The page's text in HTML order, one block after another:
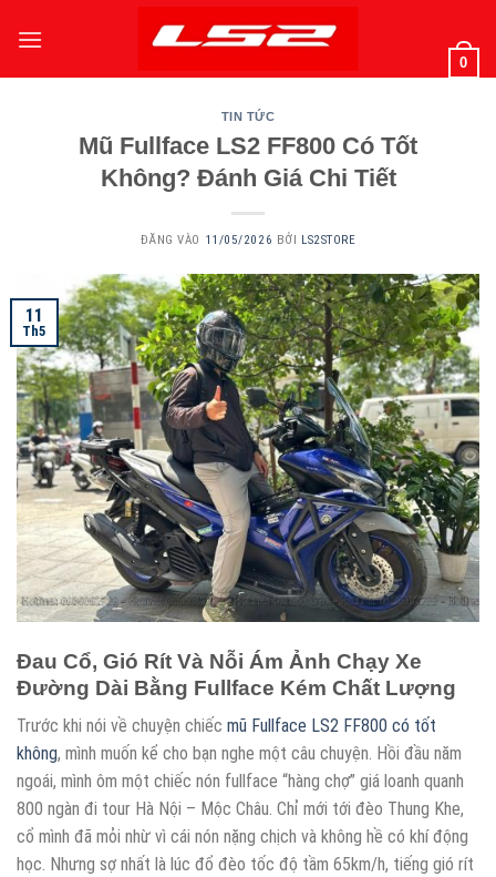
qua
0
TIN TỨC
Mũ Fullface LS2 FF800 Có Tốt
Không? Đánh Giá Chi Tiết
ĐĂNG VÀO 11/05/2026 BỞI LS2STORE
11
Th5
Đau Cổ, Gió Rít Và Nỗi Ám Ảnh Chạy Xe
Đường Dài Bằng Fullface Kém Chất Lượng
Trước khi nói về chuyện chiếc mũ Fullface LS2 FF800 có tốt
không, mình muốn kể cho bạn nghe một câu chuyện. Hồi đầu năm
ngoái, mình ôm một chiếc nón fullface “hàng chợ” giá loanh quanh
800 ngàn đi tour Hà Nội – Mộc Châu. Chỉ mới tới đèo Thung Khe,
cổ mình đã mỏi nhừ vì cái nón nặng chịch và không hề có khí động
học. Nhưng sợ nhất là lúc đổ đèo tốc độ tầm 65km/h, tiếng gió rít